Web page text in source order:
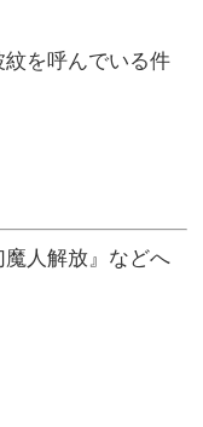
を呼んでいる件
魔人解放』などへ